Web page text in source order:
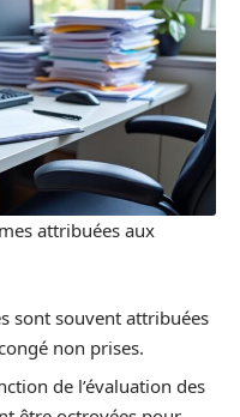
attribuées aux
sont souvent attribuées
non prises.
de l’évaluation des